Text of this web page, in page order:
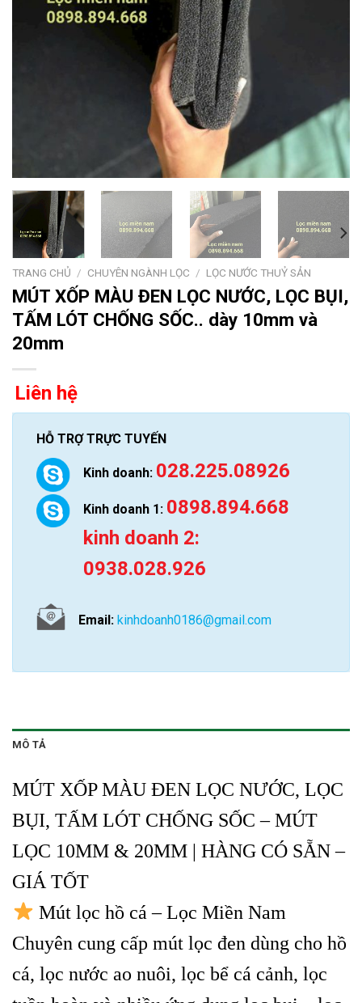
TRANG CHỦ / CHUYÊN NGÀNH LỌC / LỌC NƯỚC THUỶ SẢN
MÚT XỐP MÀU ĐEN LỌC NƯỚC, LỌC BỤI,
TẤM LÓT CHỐNG SỐC.. dày 10mm và
20mm
Liên hệ
HỖ TRỢ TRỰC TUYẾN
Kinh doanh: 028.225.08926
Kinh doanh 1: 0898.894.668
kinh doanh 2:
0938.028.926
Email: kinhdoanh0186@gmail.com
MÔ TẢ
MÚT XỐP MÀU ĐEN LỌC NƯỚC, LỌC
BỤI, TẤM LÓT CHỐNG SỐC – MÚT
LỌC 10MM & 20MM | HÀNG CÓ SẴN –
GIÁ TỐT
Mút lọc hồ cá – Lọc Miền Nam
Chuyên cung cấp mút lọc đen dùng cho hồ
cá, lọc nước ao nuôi, lọc bể cá cảnh, lọc